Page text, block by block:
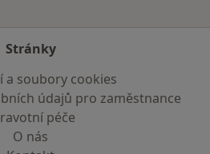
Stránky
a soubory cookies
údajů pro zaměstnance
péče
O nás